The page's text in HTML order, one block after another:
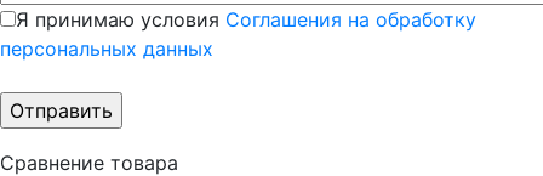
Я принимаю условия Соглашения на обработку
персональных данных
Сравнение товара